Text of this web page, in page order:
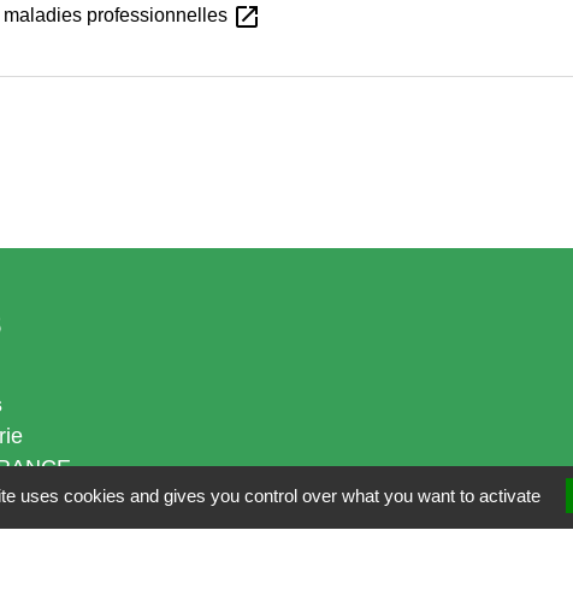
professionnelles open_in_new
uses cookies and gives you control over what you want to activate